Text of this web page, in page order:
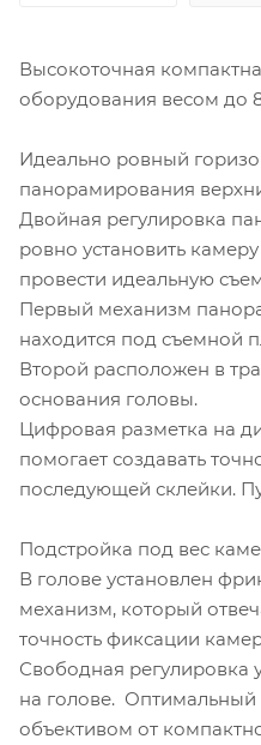
Высокоточная
оборудования весом до
Идеально ровный
панорамирования
Двойная регулировка
ровно установить
провести идеальную
Первый механизм
находится под съемной
Второй расположен в
основания головы.
Цифровая разметка на
помогает создавать
последующей склейки.
Подстройка под вес
В голове установлен
механизм, который
точность фиксации
Свободная регулировка
на голове.
объективом от